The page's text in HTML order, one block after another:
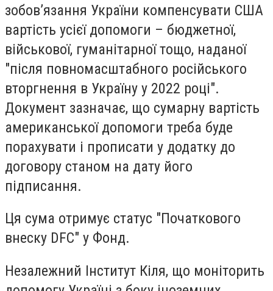
зобов’язання України компенсувати США
вартість усієї допомоги – бюджетної,
військової, гуманітарної тощо, наданої
"після повномасштабного російського
вторгнення в Україну у 2022 році".
Документ зазначає, що сумарну вартість
американської допомоги треба буде
порахувати і прописати у додатку до
договору станом на дату його
підписання.
Ця сума отримує статус "Початкового
внеску DFC" у Фонд.
Незалежний Інститут Кіля, що моніторить